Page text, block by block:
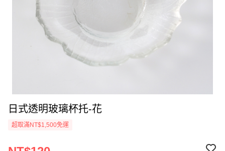
日式透明玻璃杯托-花
超取滿NT$1,500免運